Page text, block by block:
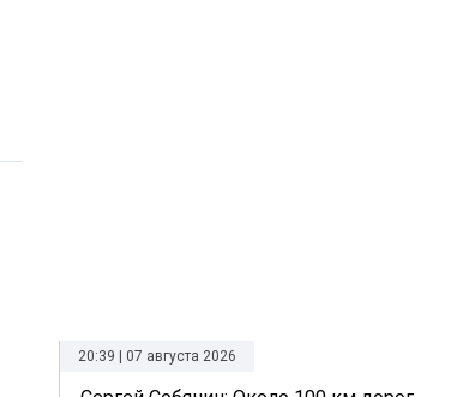
20:39 | 07 августа 2026